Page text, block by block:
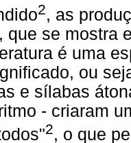
2, as
que se mostra
é uma
ou
e sílabas
- criaram
2, o que